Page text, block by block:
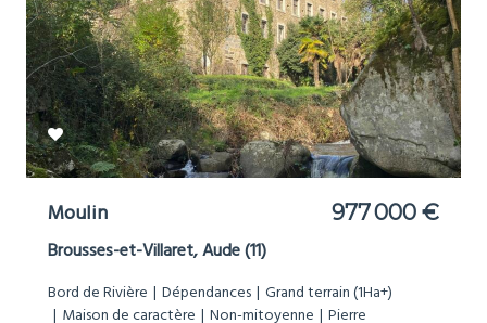
Chateau 995 000 €
Mas-Saintes-Puelles, Aude (11)
Bon pour cheval Gîte/Maison d’Amis
Grand terrain (1Ha+)
Piscine Potentiel de revenus Prestige